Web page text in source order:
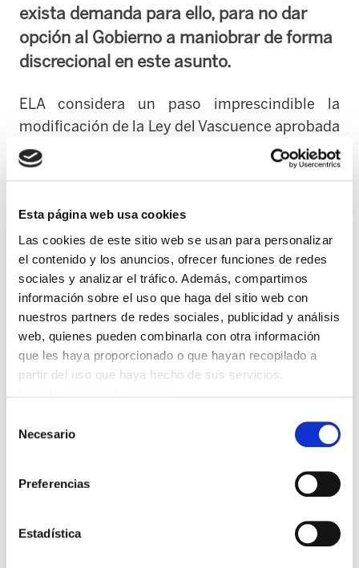
Esta página web usa cookies
Las cookies de este sitio web se usan para personalizar
el contenido y los anuncios, ofrecer funciones de redes
sociales y analizar el tráfico. Además, compartimos
información sobre el uso que haga del sitio web con
nuestros partners de redes sociales, publicidad y análisis
web, quienes pueden combinarla con otra información
que les haya proporcionado o que hayan recopilado a
partir del uso que haya hecho de sus servicios.
Necesario
Preferencias
Estadística
exista demanda para ello, para no dar
opción al Gobierno a maniobrar de forma
discrecional en este asunto.
ELA considera un paso imprescindible la
modificación de la Ley del Vascuence aprobada
hoy en el Parlamento, porque da la opción a los
alumnos de la zona no vascófona a estudiar en
mayoría política se ha puesto al servicio de la
mayoría social, después de tantos años de
movilizaciones que ahora empiezan a dar algún
fruto. Todo ello sin olvidar la labor de las
ikastolas, que siguen respondiendo a esa
demanda de enseñanza en euskara, a veces en
circunstancias muy difíciles.
derechos para todo el alumnado de Navarra. No
práctica, la apertura de líneas de modelo D
de Navarra, que tiene capacidad de imponer
decretos que desvirtúen la ley, como ha hecho